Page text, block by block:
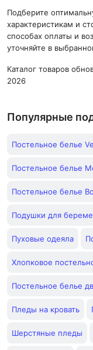
Подберите
характеристикам и
способах оплаты и
уточняйте в
Каталог товаров
2026
Популярные
Постельное белье
Постельное белье
Постельное белье
Подушки для
Пуховые одеяла
Хлопковое
Постельное белье
Пледы на кровать
Шерстяные пледы